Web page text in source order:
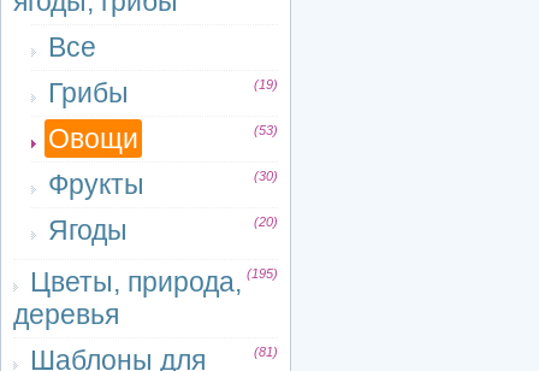
Все
Грибы
(19)
Овощи (53)
Фрукты (30)
Ягоды (20)
Цветы, природа,
деревья
(195)
Шаблоны для (81)